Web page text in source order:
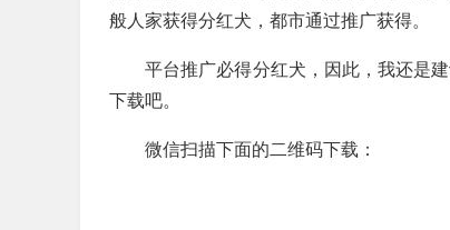
般人家获得分红犬，都市通过推广获得。
平台推广必得分红犬，因此，我还是
下载吧。
微信扫描下面的二维码下载：